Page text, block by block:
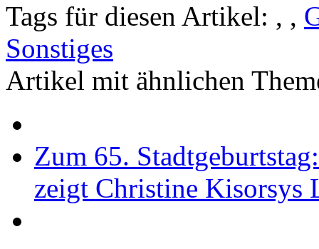
Tags für diesen Artikel: , ,
Sonstiges
Artikel mit ähnlichen
Zum 65.
zeigt Christine Kisorsys